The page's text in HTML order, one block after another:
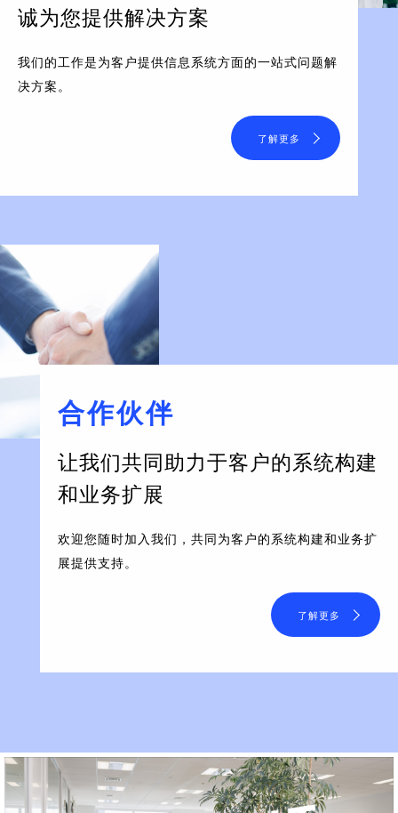
诚为您提供解决方案
我们的工作是为客户提供信息系统方面的一站式问题解
决方案。
了解更多
合作伙伴
让我们共同助力于客户的系统构建
和业务扩展
欢迎您随时加入我们，共同为客户的系统构建和业务扩
展提供支持。
了解更多